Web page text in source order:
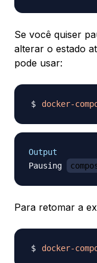
Se você quiser
alterar o estado
pode usar:
docker-
Output
Pausing
Para retomar a
docker-